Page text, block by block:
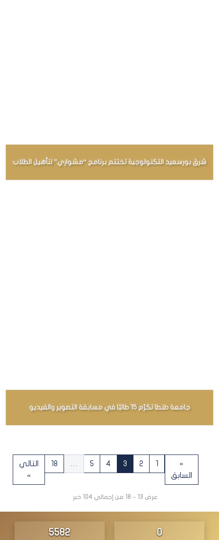
شرق بورسعيد التكنولوجية تختتم برنامج “مشواري” لتأهيل الطلاب
جامعة طنطا تكرّم 15 طالبًا في مسابقة التصوير والفيديو
«
السابق
1
2
3
4
5
…
18
التالي
»
عرض 13 – 18 من إجمالي 104 خبر
0
5856